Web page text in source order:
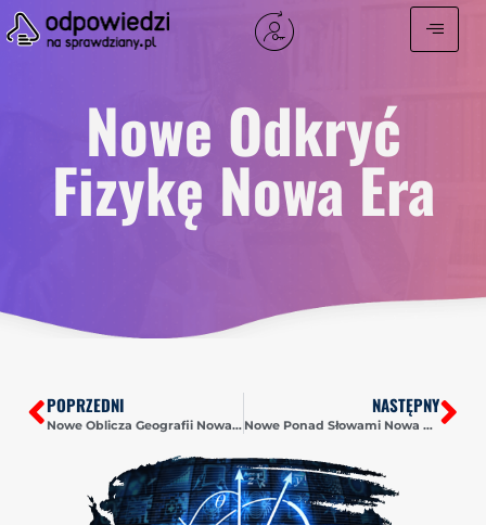
Nowe Odkryć
Fizykę Nowa Era
POPRZEDNI
Nowe Oblicza Geografii Nowa Era
NASTĘPNY
Nowe Ponad Słowami Nowa Era